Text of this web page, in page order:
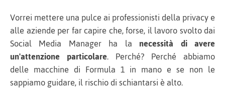
Vorrei mettere una pulce ai professionisti della privacy e
alle aziende per far capire che, forse, il lavoro svolto dai
Social Media Manager ha la necessità di avere
un'attenzione particolare. Perché? Perché abbiamo
delle macchine di Formula 1 in mano e se non le
sappiamo guidare, il rischio di schiantarsi è alto.